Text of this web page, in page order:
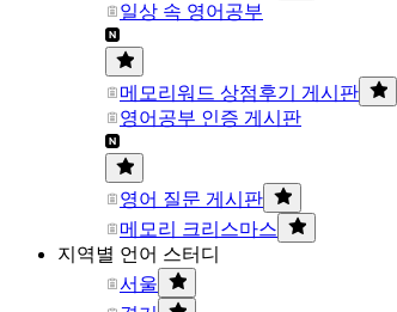
일상 속 영어공부
메모리워드 상점후기 게시판
영어공부 인증 게시판
영어 질문 게시판
메모리 크리스마스
지역별 언어 스터디
서울